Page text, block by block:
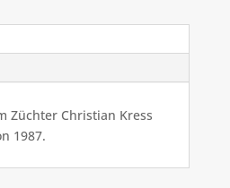
Züchter Christian Kress
1987.